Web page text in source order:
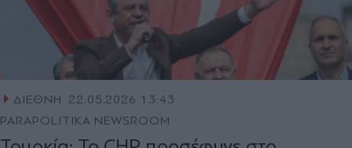
ΔΙΕΘΝΗ
22.05.2026 13:43
PARAPOLITIKA NEWSROOM